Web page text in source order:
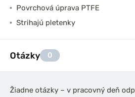
Povrchová úprava PTFE
Strihajú pletenky
Otázky 0
Žiadne otázky – v pracovný deň